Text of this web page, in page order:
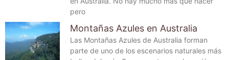
pero
Montañas Azules en Australia
Las Montañas Azules de Australia forman
parte de uno de los escenarios naturales más